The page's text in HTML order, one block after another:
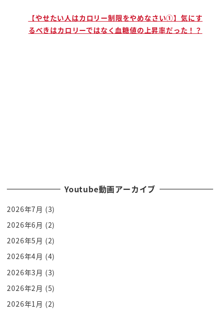
【やせたい人はカロリー制限をやめなさい①】気にす
るべきはカロリーではなく血糖値の上昇率だった！？
Youtube動画アーカイブ
2026年7月 (3)
2026年6月 (2)
2026年5月 (2)
2026年4月 (4)
2026年3月 (3)
2026年2月 (5)
2026年1月 (2)